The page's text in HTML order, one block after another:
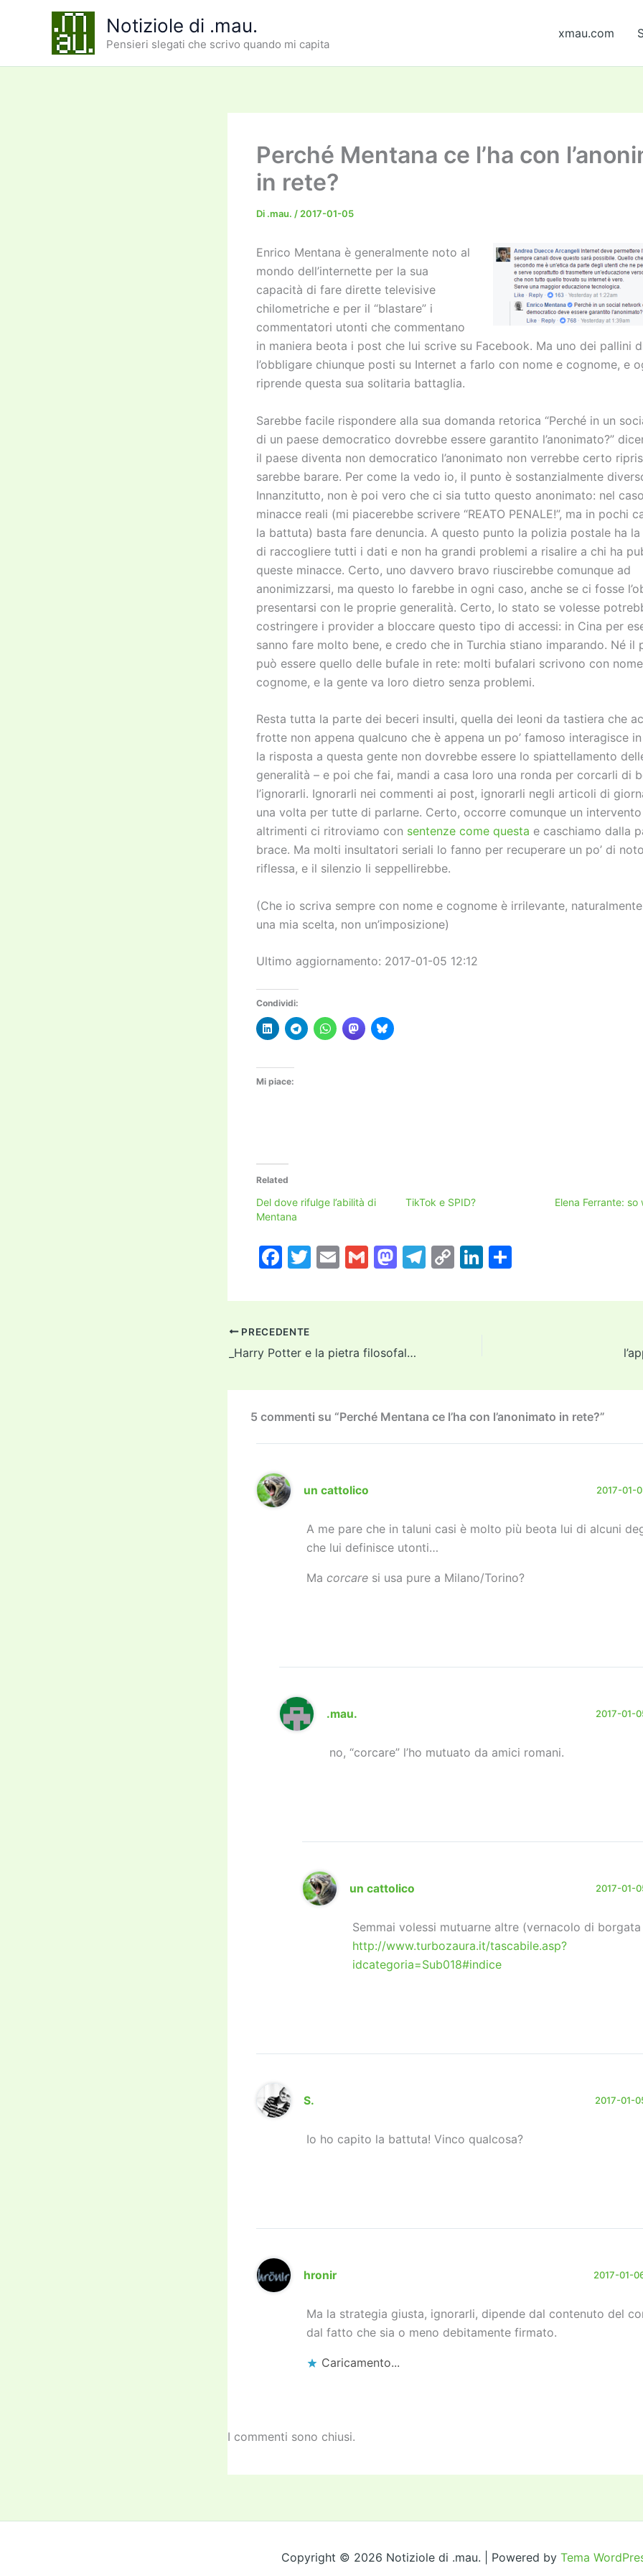
Notiziole di .mau.
Pensieri slegati che scrivo quando mi capita
xmau.com
Perché Mentana ce l’ha con
in rete?
Di .mau. / 2017-01-05
Enrico Mentana è generalmente noto al
mondo dell’internette per la sua
capacità di fare dirette televisive
chilometriche e per il “blastare” i
commentatori utonti che commentano
in maniera beota i post che lui scrive su Facebook. Ma uno dei pallini
l’obbligare chiunque posti su Internet a farlo con nome e cognome, e
riprende questa sua solitaria battaglia.
Sarebbe facile rispondere alla sua domanda retorica “Perché in un
di un paese democratico dovrebbe essere garantito l’anonimato?”
il paese diventa non democratico l’anonimato non verrebbe certo
sarebbe barare. Per come la vedo io, il punto è sostanzialmente
Innanzitutto, non è poi vero che ci sia tutto questo anonimato: nel
minacce reali (mi piacerebbe scrivere “REATO PENALE!”, ma in pochi
la battuta) basta fare denuncia. A questo punto la polizia postale ha
di raccogliere tutti i dati e non ha grandi problemi a risalire a chi ha
queste minacce. Certo, uno davvero bravo riuscirebbe comunque ad
anonimizzarsi, ma questo lo farebbe in ogni caso, anche se ci fosse
presentarsi con le proprie generalità. Certo, lo stato se volesse
costringere i provider a bloccare questo tipo di accessi: in Cina per
sanno fare molto bene, e credo che in Turchia stiano imparando. Né il
può essere quello delle bufale in rete: molti bufalari scrivono con
cognome, e la gente va loro dietro senza problemi.
Resta tutta la parte dei beceri insulti, quella dei leoni da tastiera che
frotte non appena qualcuno che è appena un po’ famoso interagisce
la risposta a questa gente non dovrebbe essere lo spiattellamento
generalità – e poi che fai, mandi a casa loro una ronda per corcarli di
l’ignorarli. Ignorarli nei commenti ai post, ignorarli negli articoli di
una volta per tutte di parlarne. Certo, occorre comunque un
altrimenti ci ritroviamo con sentenze come questa e caschiamo dalla
brace. Ma molti insultatori seriali lo fanno per recuperare un po’ di
riflessa, e il silenzio li seppellirebbe.
(Che io scriva sempre con nome e cognome è irrilevante,
una mia scelta, non un’imposizione)
Ultimo aggiornamento: 2017-01-05 12:12
Condividi:
Mi piace:
Related
Del dove rifulge l’abilità di
Mentana
TikTok e SPID? Elena Ferrante: so
F
c
e
b
o
k
T
itt
E
ai
G
ai
M
st
d
n
T
e
C
p
k
Li
k n
PRECEDENTE
_Harry Potter e la pietra filosofale: versione illustrata_ (libro)
5 commenti su “Perché Mentana ce l’ha con l’anonimato in rete?”
un cattolico 2017-01-
A me pare che in taluni casi è molto più beota lui di alcuni
che lui definisce utonti…
Ma corcare si usa pure a Milano/Torino?
.mau. 2017-01-
no, “corcare” l’ho mutuato da amici romani.
un cattolico 2017-01-
Semmai volessi mutuarne altre (vernacolo di
http://www.turbozaura.it/tascabile.asp?
idcategoria=Sub018#indice
S. 2017-01-
Io ho capito la battuta! Vinco qualcosa?
hronir 2017-01-
Ma la strategia giusta, ignorarli, dipende dal contenuto del
dal fatto che sia o meno debitamente firmato.
Caricamento...
I commenti sono chiusi.
Copyright © 2026 Notiziole di .mau. | Powered by Tema